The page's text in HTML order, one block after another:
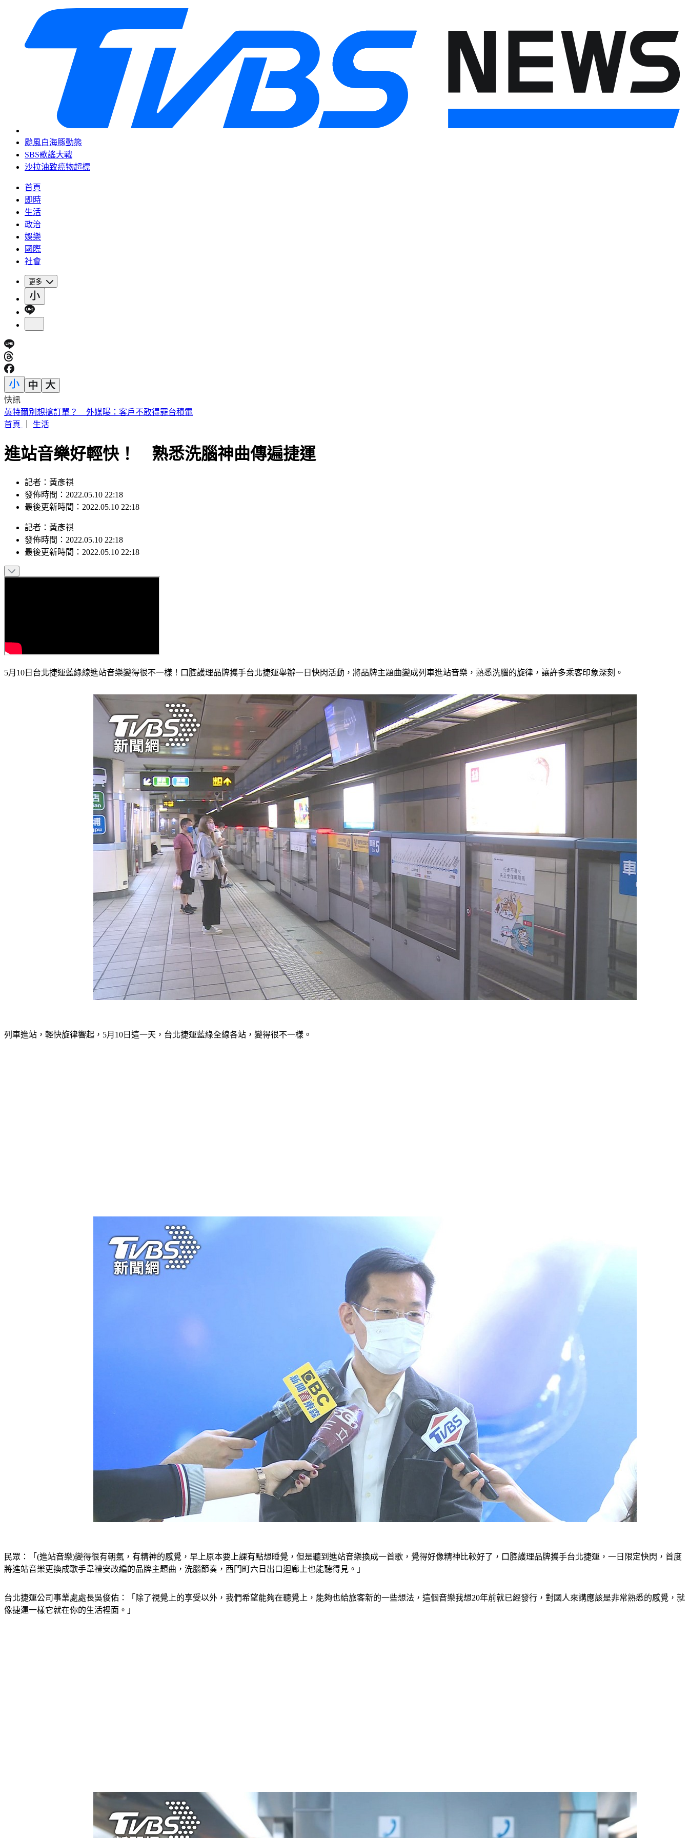
颱風白海豚動態
SBS歌謠大戰
沙拉油致癌物超標
首頁
即時
生活
政治
娛樂
國際
社會
更多
快訊
陳妍希母子同框！帥兒正面照罕見曝光 「濃眉大眼」顏值驚人
首頁
生活
進站音樂好輕快！ 熟悉洗腦神曲傳遍捷運
記者：黃彥祺
發佈時間：2022.05.10 22:18
最後更新時間：2022.05.10 22:18
記者 ： 黃彥祺
發佈時間： 2022.05.10 22:18
最後更新時間： 2022.05.10 22:18
5月10日台北捷運藍綠線進站音樂變得很不一樣！口腔護理品牌攜手台北捷運舉辦一日快閃活動，將品牌主題曲變成列車進站音樂，熟悉洗腦的旋律，讓許多乘客印象深刻。
列車進站，輕快旋律響起，5月10日這一天，台北捷運藍綠全線各站，變得很不一樣。
民眾：「(進站音樂)變得很有朝氣，有精神的感覺，早上原本要上課有點想睡覺，但是聽到進站音樂換成一首歌，覺得好像精神比較好了，口腔護理品牌攜手台北捷運，一日限定快閃，首度
將進站音樂更換成歌手韋禮安改編的品牌主題曲，洗腦節奏，西門町六日出口迴廊上也能聽得見。」
台北捷運公司事業處處長吳俊佑：「除了視覺上的享受以外，我們希望能夠在聽覺上，能夠也給旅客新的一些想法，這個音樂我想20年前就已經發行，對國人來講應該是非常熟悉的感覺，就
像捷運一樣它就在你的生活裡面。」